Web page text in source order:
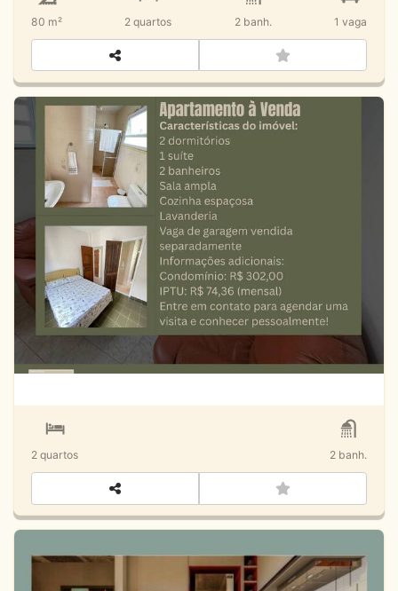
80 m² 2quartos 2 banh. 1 vaga
Apartamento à Venda – Sumaré
R$ Venda
2 quartos 2 banh.